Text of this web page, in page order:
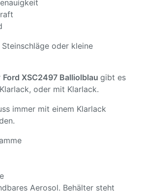
oder kleine
Ford XSC2497 Balliolblau gibt es
oder mit Klarlack.
immer mit einem Klarlack
Aerosol. Behälter steht